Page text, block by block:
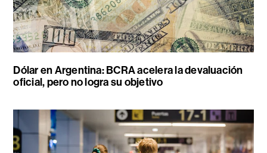
Dólar en Argentina: BCRA acelera la devaluación
oficial, pero no logra su objetivo